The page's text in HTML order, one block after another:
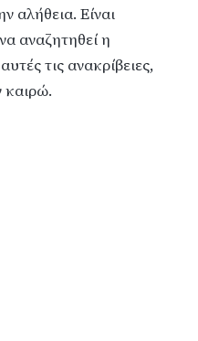
αλήθεια. Είναι
αναζητηθεί η
τις ανακρίβειες,
καιρώ.